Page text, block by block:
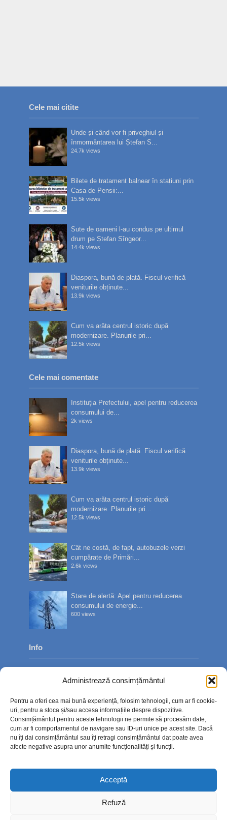
Administrează consimțământul
Pentru a oferi cea mai bună experiență, folosim tehnologii, cum ar fi cookie-
uri, pentru a stoca și/sau accesa informațiile despre dispozitive.
Consimțământul pentru aceste tehnologii ne permite să procesăm date,
cum ar fi comportamentul de navigare sau ID-uri unice pe acest site. Dacă
nu îți dai consimțământul sau îți retragi consimțământul dat poate avea
afecte negative asupra unor anumite funcționalități și funcții.
Acceptă
Refuză
Cele mai citite
Unde și când vor fi priveghiul și
înmormântarea lui Ștefan S...
24.7k views
Bilete de tratament balnear în stațiuni prin
Casa de Pensii:...
15.5k views
Sute de oameni l-au condus pe ultimul
drum pe Ștefan Sîngeor...
14.4k views
Diaspora, bună de plată. Fiscul verifică
veniturile obținute...
13.9k views
Cum va arăta centrul istoric după
modernizare. Planurile pri...
12.5k views
Cele mai comentate
Instituția Prefectului, apel pentru reducerea
consumului de...
2k views
Diaspora, bună de plată. Fiscul verifică
veniturile obținute...
13.9k views
Cum va arăta centrul istoric după
modernizare. Planurile pri...
12.5k views
Cât ne costă, de fapt, autobuzele verzi
cumpărate de Primări...
2.6k views
Stare de alertă: Apel pentru reducerea
consumului de energie...
600 views
Info
Contact
Politica de confidențialitate
Politică cookie-uri (UE)